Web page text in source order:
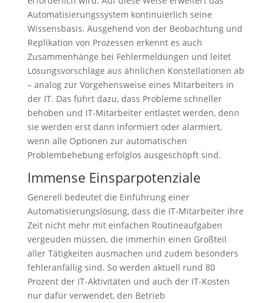
Automatisierungssystem kontinuierlich seine
Wissensbasis. Ausgehend von der Beobachtung und
Replikation von Prozessen erkennt es auch
Zusammenhänge bei Fehlermeldungen und leitet
Lösungsvorschläge aus ähnlichen Konstellationen ab
– analog zur Vorgehensweise eines Mitarbeiters in
der IT. Das führt dazu, dass Probleme schneller
behoben und IT-Mitarbeiter entlastet werden, denn
sie werden erst dann informiert oder alarmiert,
wenn alle Optionen zur automatischen
Problembehebung erfolglos ausgeschöpft sind.
Immense Einsparpotenziale
Generell bedeutet die Einführung einer
Automatisierungslösung, dass die IT-Mitarbeiter ihre
Zeit nicht mehr mit einfachen Routineaufgaben
vergeuden müssen, die immerhin einen Großteil
aller Tätigkeiten ausmachen und zudem besonders
fehleranfällig sind. So werden aktuell rund 80
Prozent der IT-Aktivitäten und auch der IT-Kosten
nur dafür verwendet, den Betrieb